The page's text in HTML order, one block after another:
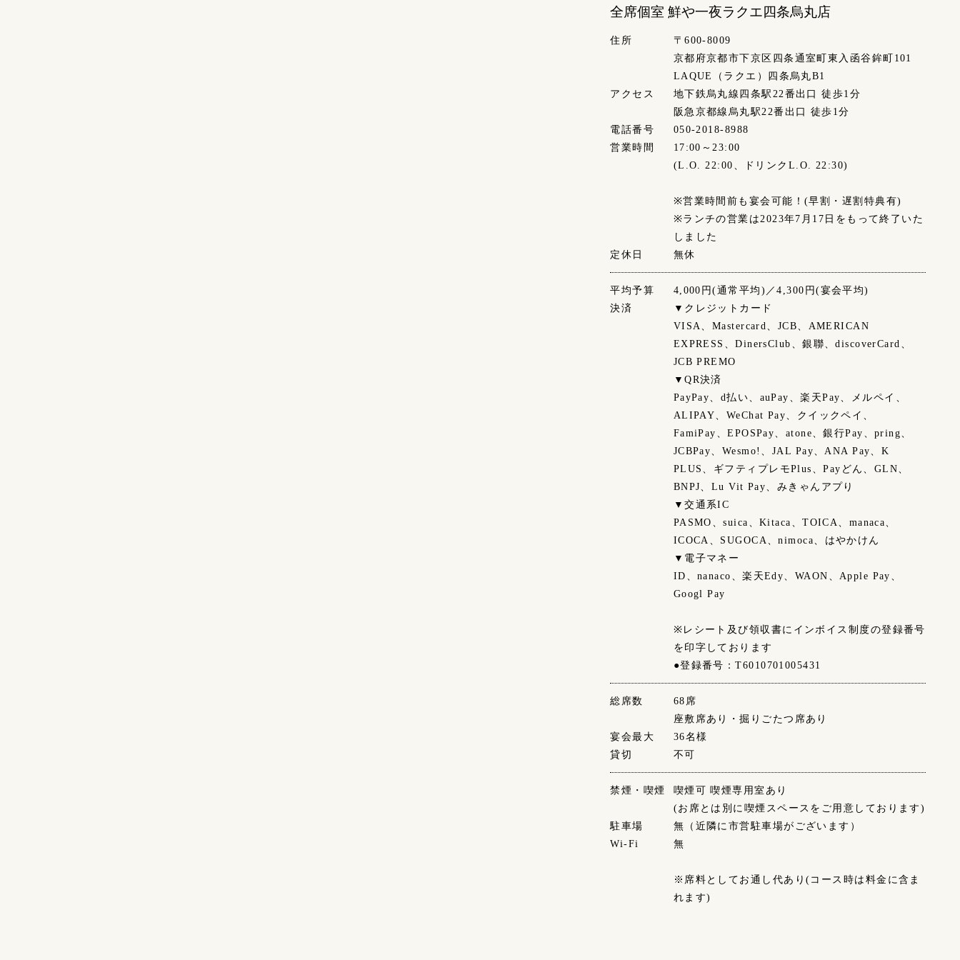
全席個室 鮮や一夜ラクエ四条烏丸店
住所
〒600-8009
京都府京都市下京区四条通室町東入函谷鉾町101
LAQUE（ラクエ）四条烏丸B1
アクセス
地下鉄烏丸線四条駅22番出口 徒歩1分
阪急京都線烏丸駅22番出口 徒歩1分
電話番号
050-2018-8988
営業時間
17:00～23:00
(L.O. 22:00、ドリンクL.O. 22:30)
※営業時間前も宴会可能！(早割・遅割特典有)
※ランチの営業は2023年7月17日をもって終了いた
しました
定休日
無休
平均予算
4,000円(通常平均)／4,300円(宴会平均)
決済
▼クレジットカード
VISA、Mastercard、JCB、AMERICAN
EXPRESS、DinersClub、銀聯、discoverCard、
JCB PREMO
▼QR決済
PayPay、d払い、auPay、楽天Pay、メルペイ、
ALIPAY、WeChat Pay、クイックペイ、
FamiPay、EPOSPay、atone、銀行Pay、pring、
JCBPay、Wesmo!、JAL Pay、ANA Pay、K
PLUS、ギフティプレモPlus、Payどん、GLN、
BNPJ、Lu Vit Pay、みきゃんアプり
▼交通系IC
PASMO、suica、Kitaca、TOICA、manaca、
ICOCA、SUGOCA、nimoca、はやかけん
▼電子マネー
ID、nanaco、楽天Edy、WAON、Apple Pay、
Googl Pay
※レシート及び領収書にインボイス制度の登録番号
を印字しております
●登録番号：T6010701005431
総席数
68席
座敷席あり・掘りごたつ席あり
宴会最大
36名様
貸切
不可
禁煙・喫煙
喫煙可 喫煙専用室あり
(お席とは別に喫煙スペースをご用意しております)
駐車場
無（近隣に市営駐車場がございます）
Wi-Fi
無
※席料としてお通し代あり(コース時は料金に含ま
れます)